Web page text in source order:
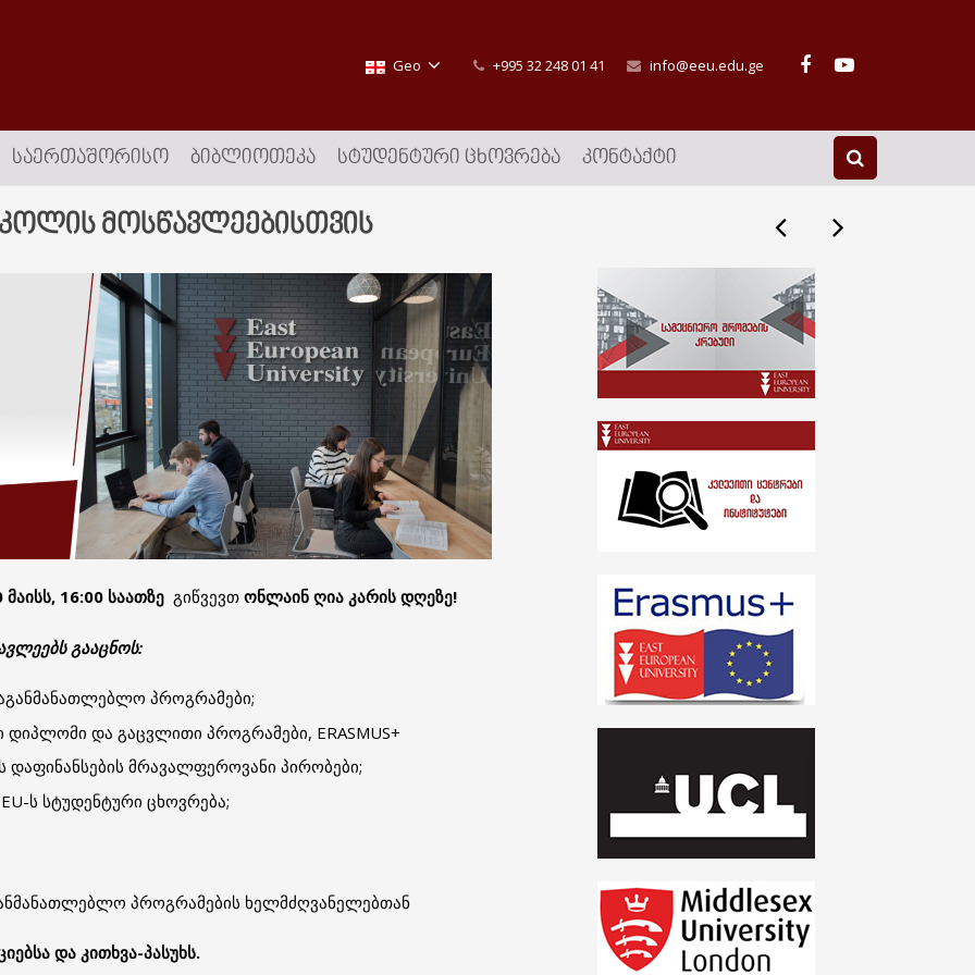
Geo +995 32 248 01 41 info@eeu.edu.ge
ᲡᲐᲔᲠᲗᲐᲨᲝᲠᲘᲡᲝ ᲑᲘᲑᲚᲘᲝᲗᲔᲙᲐ ᲡᲢᲣᲓᲔᲜᲢᲣᲠᲘ ᲪᲮᲝᲕᲠᲔᲑᲐ ᲙᲝᲜᲢᲐᲥᲢᲘ
მოსწავლეებისთვის
მაისს, 16:00 საათზე გიწვევთ ონლაინ ღია კარის დღეზე!
გააცნოს:
პროგრამები;
და გაცვლითი პროგრამები, ERASMUS+
დაფინანსების მრავალფეროვანი პირობები;
ს სტუდენტური ცხოვრება;
პროგრამების ხელმძღვანელებთან
და კითხვა-პასუხს.